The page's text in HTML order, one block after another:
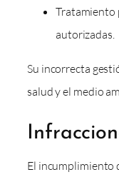
Tratamiento
autorizadas.
Su incorrecta
salud y el medio
El incumplimiento